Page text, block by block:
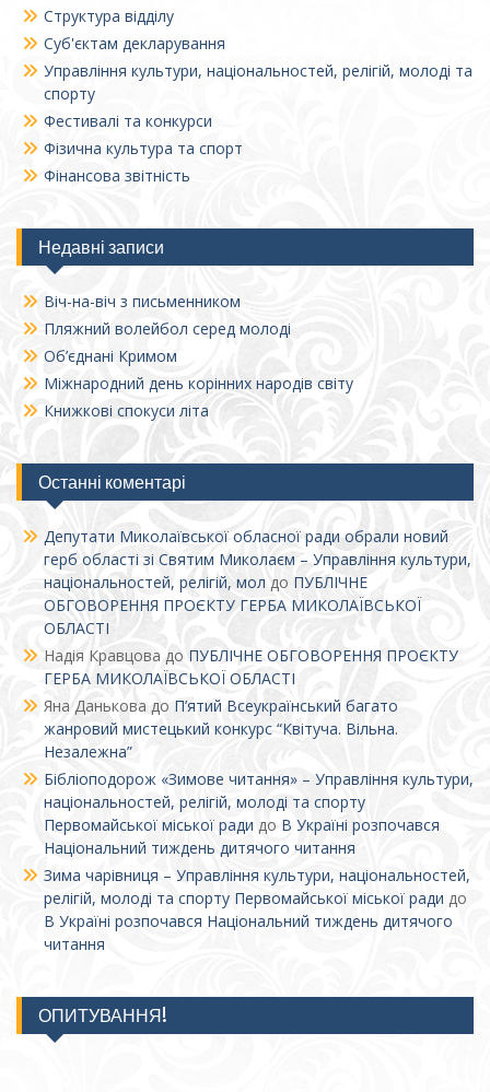
Структура відділу
Суб'єктам декларування
Управління культури, національностей, релігій, молоді та
спорту
Фестивалі та конкурси
Фізична культура та спорт
Фінансова звітність
Недавні записи
Віч-на-віч з письменником
Пляжний волейбол серед молоді
Об’єднані Кримом
Міжнародний день корінних народів світу
Книжкові спокуси літа
Останні коментарі
Депутати Миколаївської обласної ради обрали новий
герб області зі Святим Миколаєм – Управління культури,
національностей, релігій, мол до ПУБЛІЧНЕ
ОБГОВОРЕННЯ ПРОЄКТУ ГЕРБА МИКОЛАЇВСЬКОЇ
ОБЛАСТІ
Надія Кравцова до ПУБЛІЧНЕ ОБГОВОРЕННЯ ПРОЄКТУ
ГЕРБА МИКОЛАЇВСЬКОЇ ОБЛАСТІ
Яна Данькова до П’ятий Всеукраїнський багато
жанровий мистецький конкурс “Квітуча. Вільна.
Незалежна”
Бібліоподорож «Зимове читання» – Управління культури,
національностей, релігій, молоді та спорту
Первомайської міської ради до В Україні розпочався
Національний тиждень дитячого читання
Зима чарівниця – Управління культури, національностей,
релігій, молоді та спорту Первомайської міської ради до
В Україні розпочався Національний тиждень дитячого
читання
ОПИТУВАННЯ!